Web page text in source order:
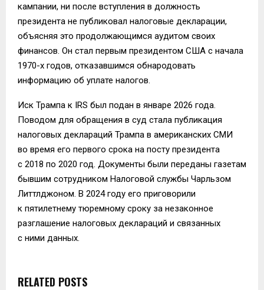
кампании, ни после вступления в должность
президента не публиковал налоговые декларации,
объясняя это продолжающимся аудитом своих
финансов. Он стал первым президентом США с начала
1970-х годов, отказавшимся обнародовать
информацию об уплате налогов.
Иск Трампа к IRS был подан в январе 2026 года.
Поводом для обращения в суд стала публикация
налоговых деклараций Трампа в американских СМИ
во время его первого срока на посту президента
с 2018 по 2020 год. Документы были переданы газетам
бывшим сотрудником Налоговой службы Чарльзом
Литтлджоном. В 2024 году его приговорили
к пятилетнему тюремному сроку за незаконное
разглашение налоговых деклараций и связанных
с ними данных.
RELATED POSTS